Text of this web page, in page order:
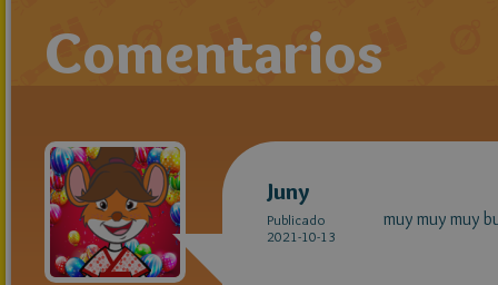
Comentarios
Juny
Publicado
2021-10-13
muy muy muy